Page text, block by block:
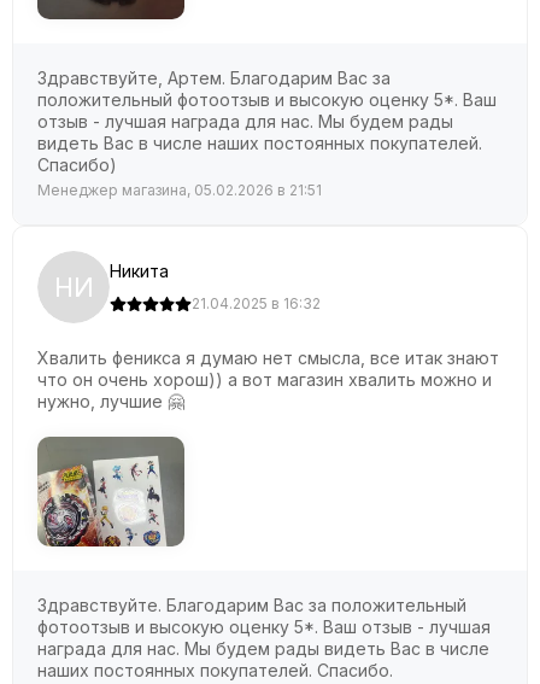
Здравствуйте, Артем. Благодарим Вас за
положительный фотоотзыв и высокую оценку 5*. Ваш
отзыв - лучшая награда для нас. Мы будем рады
видеть Вас в числе наших постоянных покупателей.
Спасибо)
Менеджер магазина, 05.02.2026 в 21:51
НИ Никита
21.04.2025 в 16:32
Хвалить феникса я думаю нет смысла, все итак знают
что он очень хорош)) а вот магазин хвалить можно и
нужно, лучшие 🤗
Здравствуйте. Благодарим Вас за положительный
фотоотзыв и высокую оценку 5*. Ваш отзыв - лучшая
награда для нас. Мы будем рады видеть Вас в числе
наших постоянных покупателей. Спасибо.